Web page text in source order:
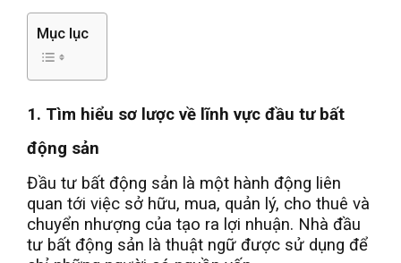
Mục lục
1. Tìm hiểu sơ lược về lĩnh vực đầu tư bất
động sản
Đầu tư bất động sản là một hành động liên
quan tới việc sở hữu, mua, quản lý, cho thuê và
chuyển nhượng của tạo ra lợi nhuận. Nhà đầu
tư bất động sản là thuật ngữ được sử dụng để